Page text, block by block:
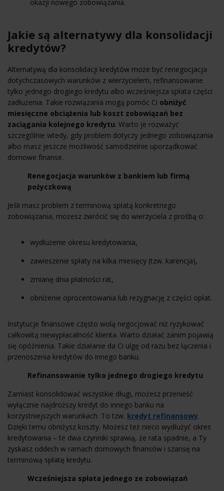
okazji nowego zobowiązania.
Jakie są alternatywy dla konsolidacji
kredytów?
Alternatywą dla konsolidacji kredytów może być renegocjacja
dotychczasowych warunków z wierzycielem, refinansowanie
tylko jednego drogiego kredytu albo wcześniejsza spłata części
zadłużenia. Takie rozwiązania mogą pomóc Ci obniżyć
miesięczne obciążenia lub koszt zobowiązań bez
zaciągania kolejnego kredytu. Warto je rozważyć
szczególnie wtedy, gdy problem dotyczy jednego zobowiązania
albo masz jeszcze możliwość samodzielnie uporządkować
domowe finanse.
Renegocjacja warunków z bankiem lub firmą
pożyczkową
Jeśli masz problem z terminową spłatą konkretnego
zobowiązania, możesz zwrócić się do wierzyciela z prośbą o:
wydłużenie okresu kredytowania,
zawieszenie spłaty na kilka miesięcy (tzw. karencja),
zmianę dnia płatności rat,
obniżenie oprocentowania lub rezygnację z części opłat.
Instytucje finansowe często wolą negocjować niż ryzykować
całkowitą niewypłacalność klienta. Warto działać zanim pojawią
się opóźnienia. Takie działanie da Ci ulgę od razu bez łączenia i
przenoszenia kredytów do innego banku.
Refinansowanie tylko jednego drogiego kredytu
Zamiast konsolidować wszystkie długi, możesz przenieść
wyłącznie najdroższy kredyt do innego banku na
korzystniejszych warunkach. To tzw. kredyt refinansowy.
Dzięki temu obniżysz koszty. Możesz też nieco wydłużyć okres
kredytowania – te dwa czynniki sprawią, że rata spadnie, a Ty
zyskasz oddech w ramach domowych finansów i szansę na
terminową spłatę kredytu.
Wcześniejsza spłata jednego ze zobowiązań